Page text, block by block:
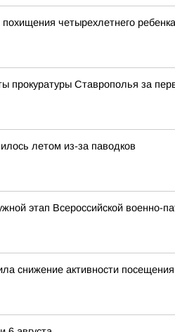
четырехлетнего ребенка
прокуратуры Ставрополья за
летом из-за паводков
этап Всероссийской военно-
снижение активности